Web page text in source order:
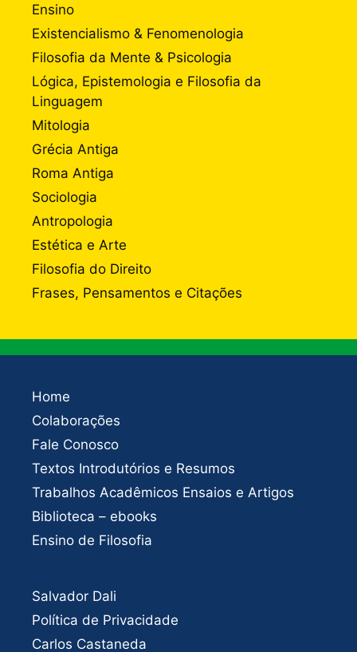
Ensino
Existencialismo & Fenomenologia
Filosofia da Mente & Psicologia
Lógica, Epistemologia e Filosofia da
Linguagem
Mitologia
Grécia Antiga
Roma Antiga
Sociologia
Antropologia
Estética e Arte
Filosofia do Direito
Frases, Pensamentos e Citações
Home
Colaborações
Fale Conosco
Textos Introdutórios e Resumos
Trabalhos Acadêmicos Ensaios e Artigos
Biblioteca – ebooks
Ensino de Filosofia
Salvador Dali
Política de Privacidade
Carlos Castaneda